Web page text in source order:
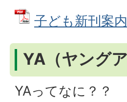
子ども新刊案
YA（ヤング
YAってなに？？